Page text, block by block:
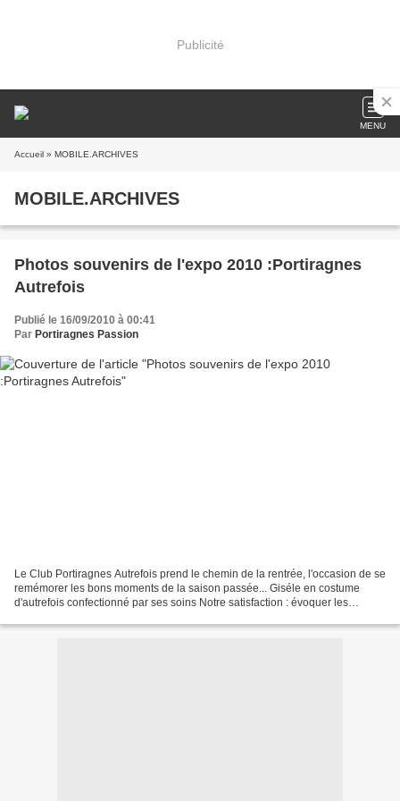
Publicité
MENU
Accueil » MOBILE.ARCHIVES
MOBILE.ARCHIVES
Photos souvenirs de l'expo 2010 :Portiragnes
Autrefois
Publié le 16/09/2010 à 00:41
Par Portiragnes Passion
Le Club Portiragnes Autrefois prend le chemin de la rentrée, l'occasion de se
remémorer les bons moments de la saison passée... Giséle en costume
d'autrefois confectionné par ses soins Notre satisfaction : évoquer les